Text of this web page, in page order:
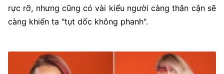
rực rỡ, nhưng cũng có vài kiểu người càng thân cận sẽ
càng khiến ta "tụt dốc không phanh".